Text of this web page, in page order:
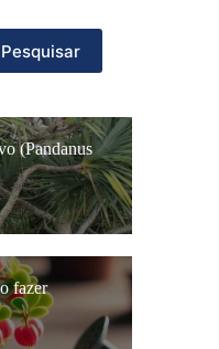
Pesquisar
(Pandanus
fazer